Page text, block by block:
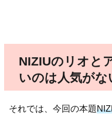
NIZIUのリオと
いのは人気がな
それでは、今回の本題